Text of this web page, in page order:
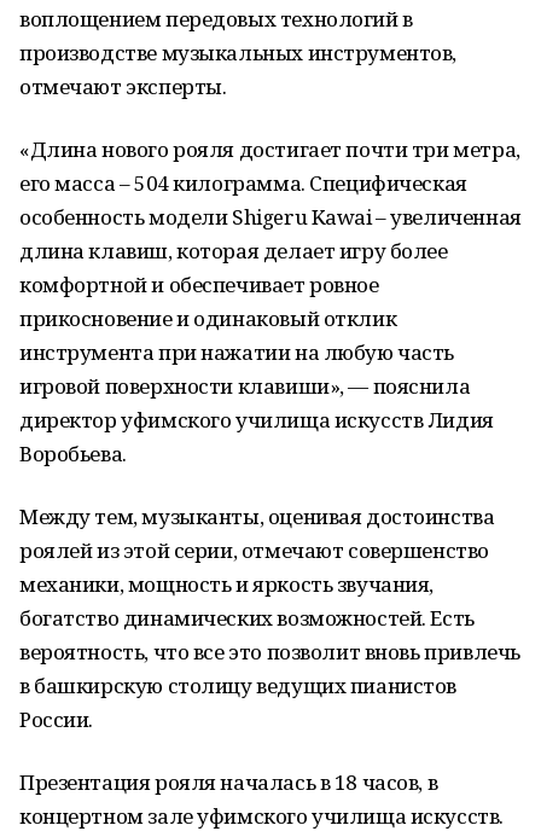
воплощением передовых технологий в
производстве музыкальных инструментов,
отмечают эксперты.
«Длина нового рояля достигает почти три метра,
его масса – 504 килограмма. Специфическая
особенность модели Shigeru Kawai – увеличенная
длина клавиш, которая делает игру более
комфортной и обеспечивает ровное
прикосновение и одинаковый отклик
инструмента при нажатии на любую часть
игровой поверхности клавиши», — пояснила
директор уфимского училища искусств Лидия
Воробьева.
Между тем, музыканты, оценивая достоинства
роялей из этой серии, отмечают совершенство
механики, мощность и яркость звучания,
богатство динамических возможностей. Есть
вероятность, что все это позволит вновь привлечь
в башкирскую столицу ведущих пианистов
России.
Презентация рояля началась в 18 часов, в
концертном зале уфимского училища искусств.